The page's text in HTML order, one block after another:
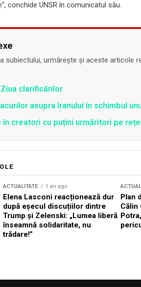
conchide UNSR în comunicatul său.
subiectului, urmărește și aceste articole
clarificărilor
asupra Iranului în schimbul
creatori cu puțini urmăritori pe
ACTUALITATE 1 an ago
Elena Lasconi reacționează dur
după eșecul discuțiilor dintre
Trump și Zelenski: „Lumea liberă
înseamnă solidaritate, nu
trădare!”
Plan
Călin